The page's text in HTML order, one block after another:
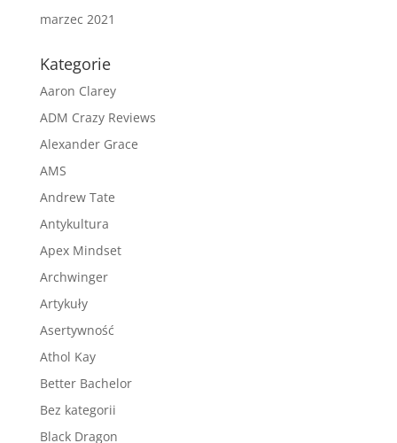
marzec 2021
Kategorie
Aaron Clarey
ADM Crazy Reviews
Alexander Grace
AMS
Andrew Tate
Antykultura
Apex Mindset
Archwinger
Artykuły
Asertywność
Athol Kay
Better Bachelor
Bez kategorii
Black Dragon